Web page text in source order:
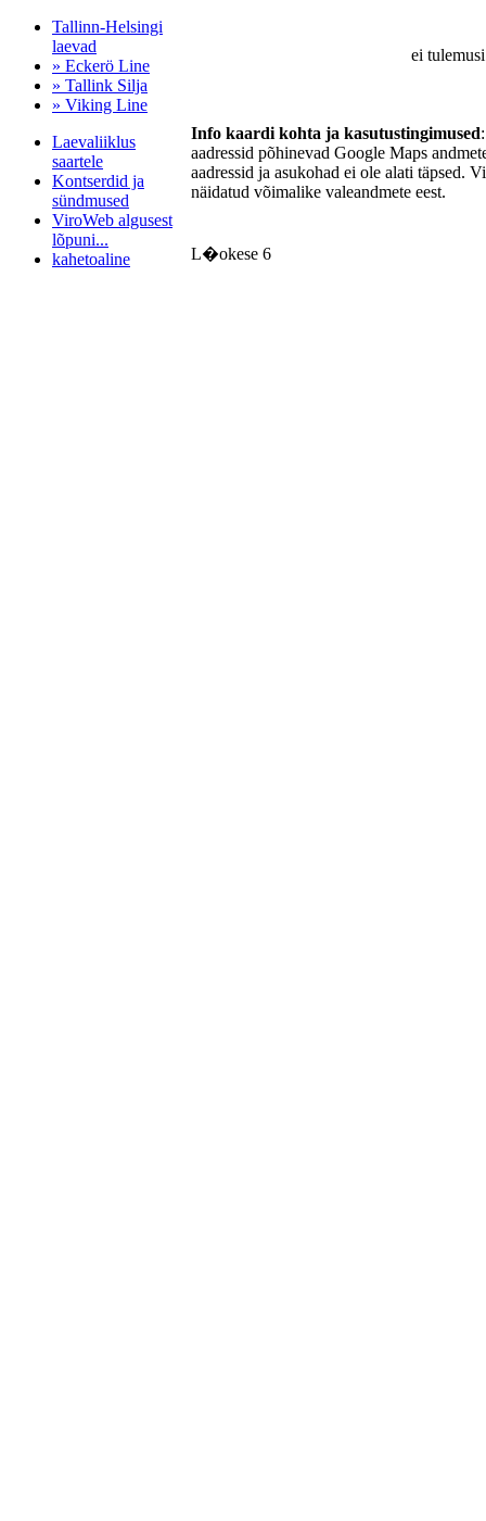
Tallinn-Helsingi
laevad
» Eckerö Line
» Tallink Silja
» Viking Line
Laevaliiklus
saartele
Kontserdid ja
sündmused
ViroWeb algusest
lõpuni...
kahetoaline
ei
Info kaardi kohta ja kasutustingimused
aadressid põhinevad Google Maps
aadressid ja asukohad ei ole alati täpsed.
näidatud võimalike valeandmete eest.
L�okese 6